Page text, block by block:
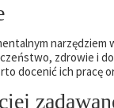
narzędziem
zdrowie i
docenić ich pracę